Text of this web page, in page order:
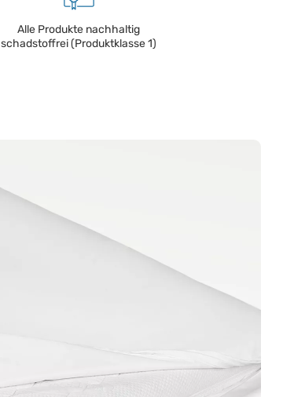
Alle Produkte nachhaltig
schadstoffrei (Produktklasse 1)